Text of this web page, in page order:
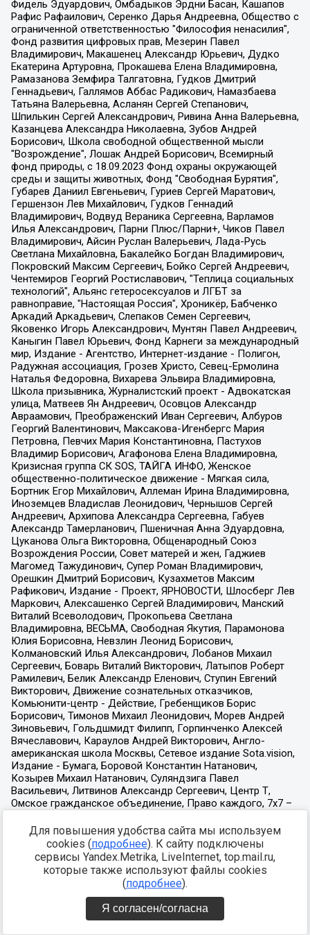
Для повышения удобства сайта мы используем
cookies (подробнее). К сайту подключены
сервисы Yandex.Metrika, LiveInternet, top.mail.ru,
которые также используют файлы cookies
(подробнее).
Я согласен/согласна